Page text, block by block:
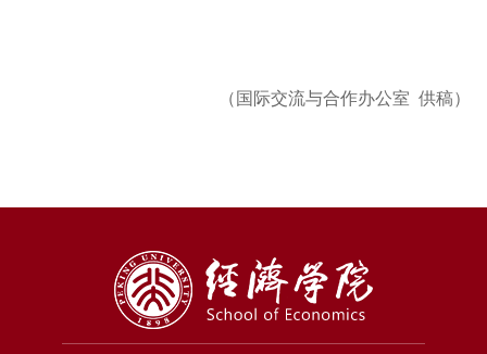
（国际交流与合作办公室 供稿）